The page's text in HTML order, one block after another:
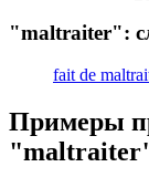
"maltraiter":
fait de
Примеры